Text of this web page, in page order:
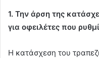
1. Την άρση της
για οφειλέτες που
Η κατάσχεση του